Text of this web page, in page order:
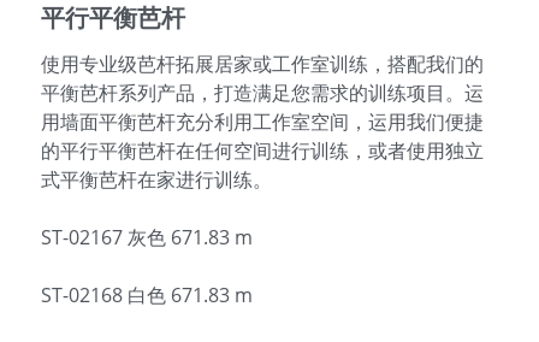
联系我们
搜索
简体中文
平行平衡芭杆
使用专业级芭杆拓展居家或工作室训练，搭配我们的
平衡芭杆系列产品，打造满足您需求的训练项目。运
用墙面平衡芭杆充分利用工作室空间，运用我们便捷
的平行平衡芭杆在任何空间进行训练，或者使用独立
式平衡芭杆在家进行训练。
ST-02167 灰色 671.83 m
ST-02168 白色 671.83 m
普拉提项目